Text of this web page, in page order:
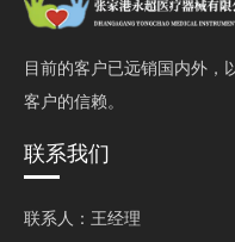
目前的客户已远销国内外，
客户的信赖。
联系我们
联系人：王经理